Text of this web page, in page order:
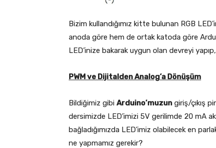
Bizim kullandığımız kitte bulunan RGB
anoda göre hem de ortak katoda göre
LED’inize bakarak uygun olan devreyi
PWM ve Dijitalden Analog’a Dönüşüm
Bildiğimiz gibi Arduino’muzun giriş/çıkış
dersimizde LED’imizi 5V gerilimde 20 mA
bağladığımızda LED’imiz olabilecek en
ne yapmamız gerekir?